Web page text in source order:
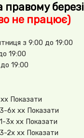
правому березі
не працює)
з 9:00 до 19:00
19:00
19:00
Показати
6x xxПоказати
3x xxПоказати
2x xxПоказати